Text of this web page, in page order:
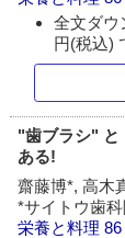
全文ダウ
円(税込)
"歯ブラシ" と
ある!
齋藤博*, 高木
*サイトウ歯
栄養と料理 86